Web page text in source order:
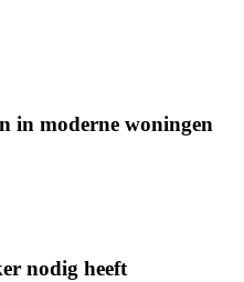
in moderne woningen
nodig heeft